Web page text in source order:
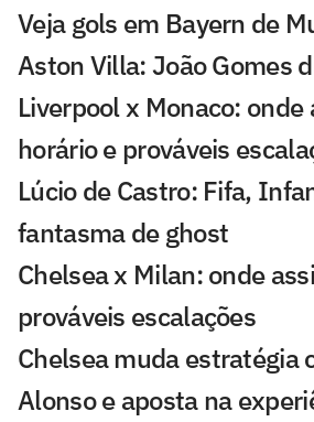
Veja gols em Bayern de
Aston Villa: João Gomes
Liverpool x Monaco: onde
horário e prováveis
Lúcio de Castro: Fifa,
fantasma de ghost
Chelsea x Milan: onde
prováveis escalações
Chelsea muda estratégia
Alonso e aposta na